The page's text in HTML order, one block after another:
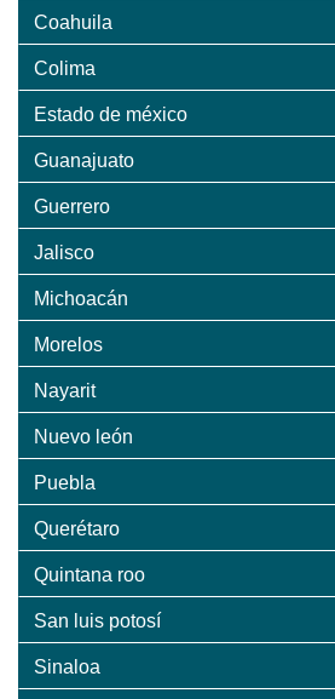
Coahuila
Colima
Estado de méxico
Guanajuato
Guerrero
Jalisco
Michoacán
Morelos
Nayarit
Nuevo león
Puebla
Querétaro
Quintana roo
San luis potosí
Sinaloa